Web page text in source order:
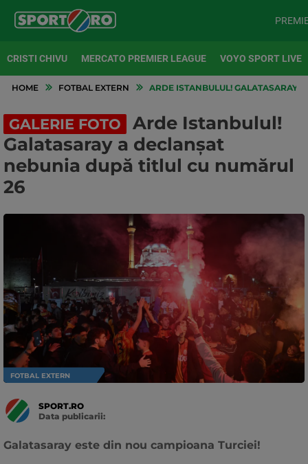
CRISTI CHIVU MERCATO PREMIER LEAGUE VOYO SPORT LIVE
HOME FOTBAL EXTERN ARDE ISTANBULUL! GALATASARAY
GALERIE FOTO
Arde Istanbulul!
Galatasaray a declanșat
nebunia după titlul cu numărul
26
FOTBAL EXTERN
SPORT.RO
Data publicarii:
Galatasaray este din nou campioana Turciei!